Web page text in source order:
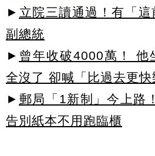
► 立院三讀通過！有「
副總統
► 曾年收破4000萬！ 他
全沒了 卻喊「比過去更快
► 郵局「1新制」今上路
告別紙本不用跑臨櫃